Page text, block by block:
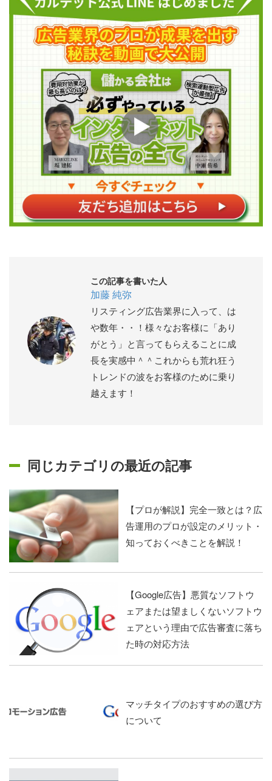
この記事を書いた人
加藤 純弥
リスティング広告業界に入って、は
や数年・・！様々なお客様に「あり
がとう」と言ってもらえることに成
長を実感中＾＾これからも荒れ狂う
トレンドの波をお客様のために乗り
越えます！
同じカテゴリの最近の記事
【プロが解説】完全一致とは？広
告運用のプロが設定のメリット・
知っておくべきことを解説！
【Google広告】悪質なソフトウ
ェアまたは望ましくないソフトウ
ェアという理由で広告審査に落ち
た時の対応方法
マッチタイプのおすすめの選び方
について